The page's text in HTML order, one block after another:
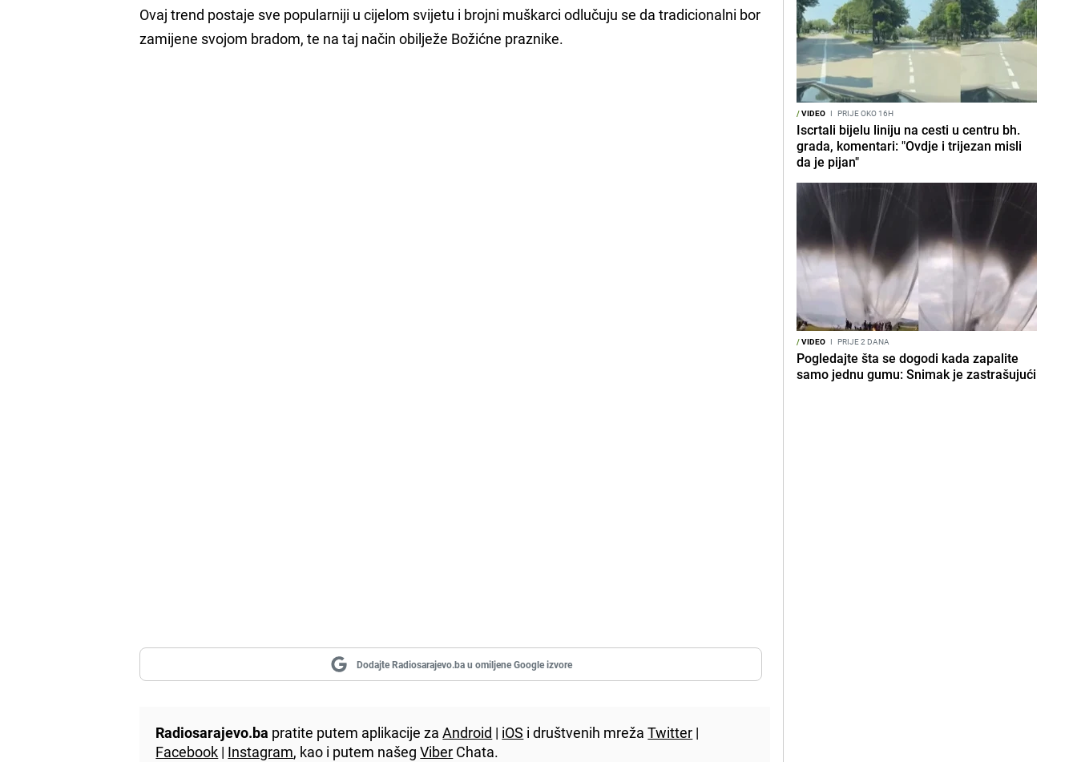
Ovaj trend postaje sve popularniji u cijelom svijetu i brojni muškarci odlučuju se da tradicionalni bor
zamijene svojom bradom, te na taj način obilježe Božićne praznike.
Dodajte Radiosarajevo.ba u omiljene Google izvore
Radiosarajevo.ba pratite putem aplikacije zaAndroid | iOS i društvenih mrežaTwitter |
Facebook | Instagram, kao i putem našegViber Chata.
/VIDEO I PRIJE OKO 16H
Iscrtali bijelu liniju na cesti u centru bh.
grada, komentari: "Ovdje i trijezan misli
da je pijan"
/VIDEO I PRIJE 2 DANA
Pogledajte šta se dogodi kada zapalite
samo jednu gumu: Snimak je zastrašujući